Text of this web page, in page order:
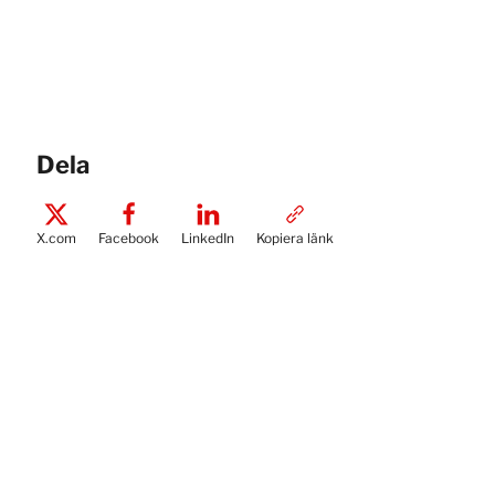
Dela
X.com Facebook LinkedIn Kopiera länk